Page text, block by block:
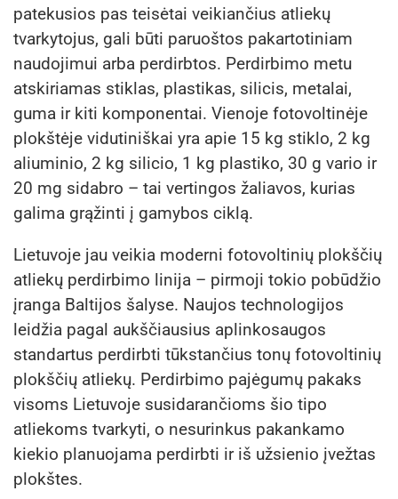
patekusios pas teisėtai veikiančius atliekų
tvarkytojus, gali būti paruoštos pakartotiniam
naudojimui arba perdirbtos. Perdirbimo metu
atskiriamas stiklas, plastikas, silicis, metalai,
guma ir kiti komponentai. Vienoje fotovoltinėje
plokštėje vidutiniškai yra apie 15 kg stiklo, 2 kg
aliuminio, 2 kg silicio, 1 kg plastiko, 30 g vario ir
20 mg sidabro – tai vertingos žaliavos, kurias
galima grąžinti į gamybos ciklą.
Lietuvoje jau veikia moderni fotovoltinių plokščių
atliekų perdirbimo linija – pirmoji tokio pobūdžio
įranga Baltijos šalyse. Naujos technologijos
leidžia pagal aukščiausius aplinkosaugos
standartus perdirbti tūkstančius tonų fotovoltinių
plokščių atliekų. Perdirbimo pajėgumų pakaks
visoms Lietuvoje susidarančioms šio tipo
atliekoms tvarkyti, o nesurinkus pakankamo
kiekio planuojama perdirbti ir iš užsienio įvežtas
plokštes.